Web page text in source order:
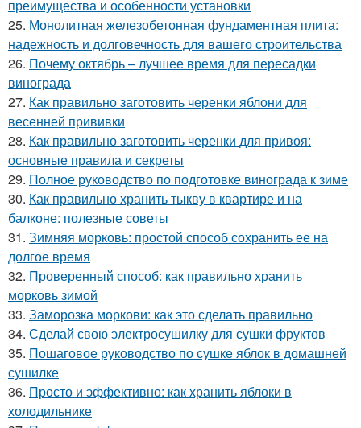
преимущества и особенности установки
25. Монолитная железобетонная фундаментная плита:
надежность и долговечность для вашего строительства
26. Почему октябрь – лучшее время для пересадки
винограда
27. Как правильно заготовить черенки яблони для
весенней прививки
28. Как правильно заготовить черенки для привоя:
основные правила и секреты
29. Полное руководство по подготовке винограда к зиме
30. Как правильно хранить тыкву в квартире и на
балконе: полезные советы
31. Зимняя морковь: простой способ сохранить ее на
долгое время
32. Проверенный способ: как правильно хранить
морковь зимой
33. Заморозка моркови: как это сделать правильно
34. Сделай свою электросушилку для сушки фруктов
35. Пошаговое руководство по сушке яблок в домашней
сушилке
36. Просто и эффективно: как хранить яблоки в
холодильнике